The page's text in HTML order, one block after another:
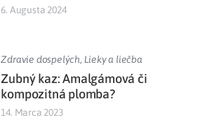
6. Augusta 2024
Zdravie dospelých, Lieky a liečba
Zubný kaz: Amalgámová či
kompozitná plomba?
14. Marca 2023